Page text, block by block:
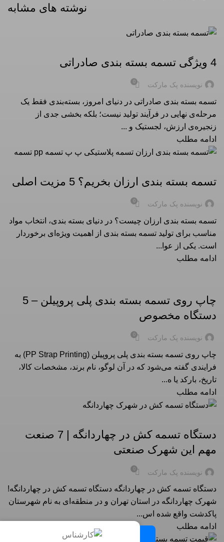
نوشته های مشابه
4 ویژگی تسمه بسته‌ بندی صادراتی
نویسنده پک مارکت 0
تسمه بسته‌ بندی صادراتی در دنیای امروز، بسته‌بندی فقط یک
مرحله‌ی نهایی در فرآیند تولید نیست؛ بلکه بخشی جدی از
زنجیره‌ی ارزش، لجستیک و ...
ادامه مطلب
تسمه بسته بندی ارزان بخریم؟ 5 مزیت اصلی
نویسنده پک مارکت 0
تسمه بسته بندی ارزان چیست؟ در دنیای بسته‌ بندی، انتخاب مواد
مناسب برای تولید تسمه بسته‌ بندی از اهمیت ویژه‌ای برخوردار
است. یکی از عوا...
ادامه مطلب
چاپ روی تسمه بسته بندی پلی‌ پروپیلن – 5
دستگاه مخصوص
نویسنده پک مارکت 0
چاپ روی تسمه بسته بندی پلی‌ پروپیلن (PP Strap Printing) به
فرایندی گفته می‌شود که در آن لوگو، نام برند، مشخصات کالا،
تاریخ، بارکد یا ه...
ادامه مطلب
دستگاه تسمه کش در چهاردانگه | 7 صنعت
مهم این شهرک صنعتی
نویسنده پک مارکت 0
دستگاه تسمه کش در چهاردانگه دستگاه تسمه کش در چهاردانگه!
شهرک چهاردانگه در استان تهران و در منطقه‌ای به نام شهرستان
پاکدشت واقع شده اس...
ادامه مطلب